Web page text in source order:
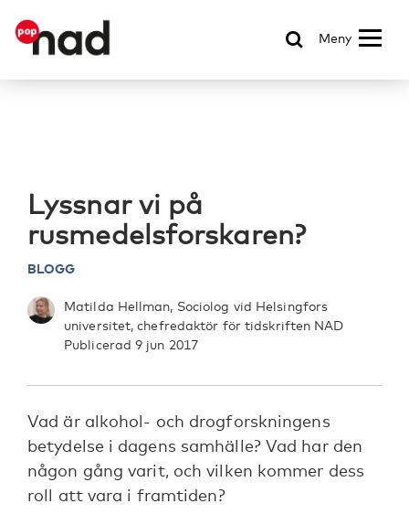
Meny
Lyssnar vi på
rusmedelsforskaren?
BLOGG
Matilda Hellman, Sociolog vid Helsingfors
universitet, chefredaktör för tidskriften NAD
Publicerad 9 jun 2017
Vad är alkohol- och drogforskningens
betydelse i dagens samhälle? Vad har den
någon gång varit, och vilken kommer dess
roll att vara i framtiden?